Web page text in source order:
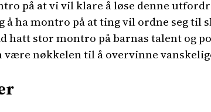
på at vi vil klare å løse denne
å ha montro på at ting vil ordne seg til
hatt stor montro på barnas talent og
være nøkkelen til å overvinne